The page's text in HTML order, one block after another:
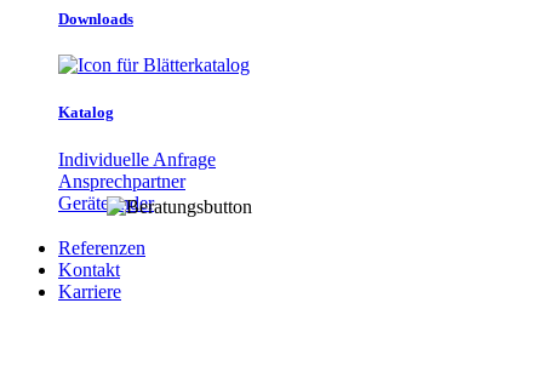
Downloads
Katalog
Individuelle Anfrage
Ansprechpartner
Gerätefinder
Referenzen
Kontakt
Karriere